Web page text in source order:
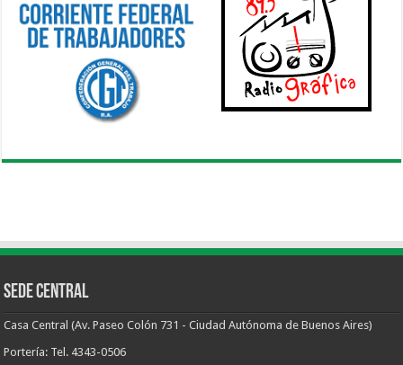
Sede Central
Casa Central (Av. Paseo Colón 731 - Ciudad Autónoma de Buenos Aires)
Portería: Tel. 4343-0506